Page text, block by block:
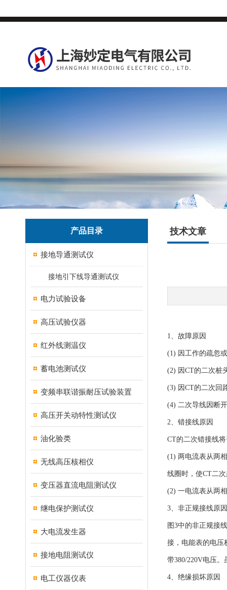
产品目录
接地导通测试仪
接地引下线导通测试仪
电力试验设备
高压试验仪器
红外线测温仪
蓄电池测试仪
变频串联谐振耐压试验装置
高压开关动特性测试仪
油化验类
无线高压核相仪
变压器直流电阻测试仪
继电保护测试仪
大电流发生器
接地电阻测试仪
电工仪器仪表
技术文章
1、故障原因
(1) 因工作的疏忽
(2) 因CT的二次桩
(3) 因CT的二次回
(4) 二次导线因断
2、错接线原因
CT的二次错接线
(1) 两电流表从两
线圈时，使CT二
(2) 一电流表从两
3、非正规接线原因
图3中的非正规接
接，电能表的电压
带380/220V电压
4、绝缘损坏原因